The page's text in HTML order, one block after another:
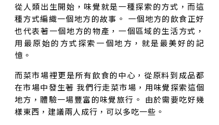
從人類出生開始，味覺就是一種探索的方式，而這
種方式編織一個地方的故事。 一個地方的飲食正好
也代表著一個地方的物產，一個區域的生活方式，
用最原始的方式探索一個地方，就是最美好的記
憶。
而菜市場裡更是所有飲食的中心，從原料到成品都
在市場中發生著 我們行走菜市場，用味覺探索這個
地方，體驗一場豐富的味覺旅行。 由於需要吃好幾
樣東西，建議兩人成行，可以多吃一些。